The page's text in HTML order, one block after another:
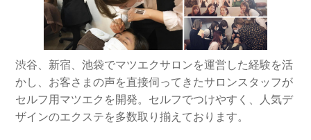
渋谷、新宿、池袋でマツエクサロンを運営した経験を活
かし、お客さまの声を直接伺ってきたサロンスタッフが
セルフ用マツエクを開発。セルフでつけやすく、人気デ
ザインのエクステを多数取り揃えております。